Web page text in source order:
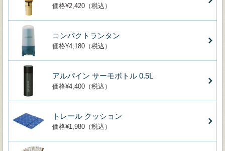
価格¥2,420（税込）
コンパクトランタン
価格¥4,180（税込）
アルパイン サーモボトル 0.5L
価格¥4,400（税込）
トレール クッション
価格¥1,980（税込）